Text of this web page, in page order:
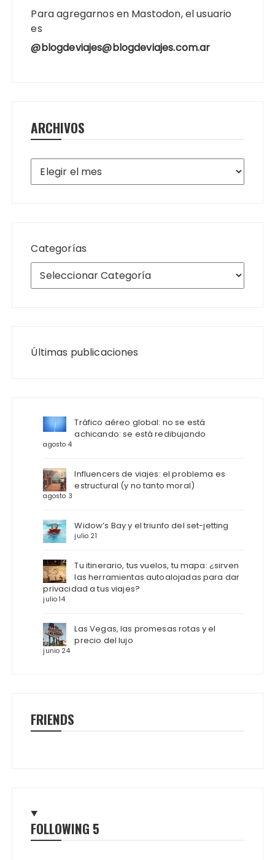
Para agregarnos en Mastodon, el usuario
es
@blogdeviajes@blogdeviajes.com.ar
ARCHIVOS
Archivos
Categorías
Últimas publicaciones
Tráfico aéreo global: no se está
achicando: se está redibujando
agosto 4
Influencers de viajes: el problema es
estructural (y no tanto moral)
agosto 3
Widow’s Bay y el triunfo del set-jetting
julio 21
Tu itinerario, tus vuelos, tu mapa: ¿sirven
las herramientas autoalojadas para dar
privacidad a tus viajes?
julio 14
Las Vegas, las promesas rotas y el
precio del lujo
junio 24
FRIENDS
FOLLOWING 5